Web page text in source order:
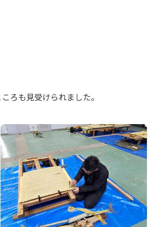
ろも見受けられました。